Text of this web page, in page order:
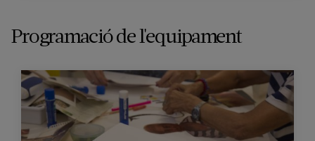
Programació de l'equipament